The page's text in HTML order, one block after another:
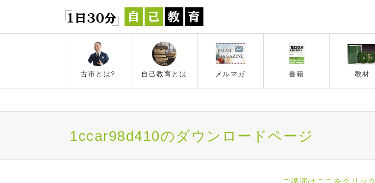
古市とは? 自己教育とは メルマガ 書籍 教材
1ccar98d410のダウンロードページ
ご講演はここをクリック